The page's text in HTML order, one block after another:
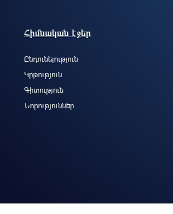
Footer site information
Հիմնական էջեր
Ընդունելություն
Կրթություն
Գիտություն
Նորություններ